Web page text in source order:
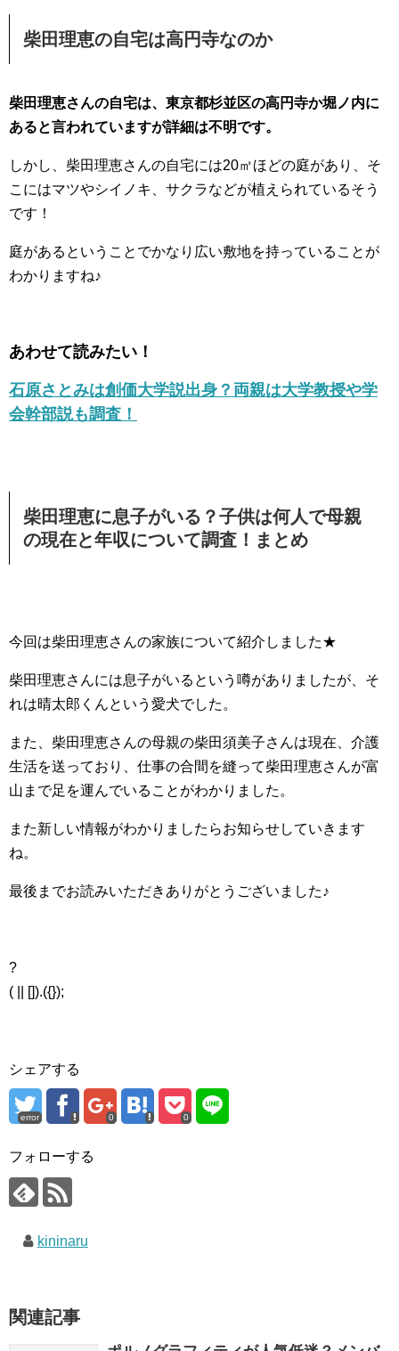
柴田理恵の自宅は高円寺なのか
柴田理恵さんの自宅は、東京都杉並区の高円寺か堀ノ内に
あると言われていますが詳細は不明です。
しかし、柴田理恵さんの自宅には20㎡ほどの庭があり、そ
こにはマツやシイノキ、サクラなどが植えられているそう
です！
庭があるということでかなり広い敷地を持っていることが
わかりますね♪
あわせて読みたい！
石原さとみは創価大学説出身？両親は大学教授や学
会幹部説も調査！
柴田理恵に息子がいる？子供は何人で母親
の現在と年収について調査！まとめ
今回は柴田理恵さんの家族について紹介しました★
柴田理恵さんには息子がいるという噂がありましたが、そ
れは晴太郎くんという愛犬でした。
また、柴田理恵さんの母親の柴田須美子さんは現在、介護
生活を送っており、仕事の合間を縫って柴田理恵さんが富
山まで足を運んでいることがわかりました。
また新しい情報がわかりましたらお知らせしていきます
ね。
最後までお読みいただきありがとうございました♪
?
( || []).({});
シェアする
error 0 0
フォローする
kininaru
関連記事